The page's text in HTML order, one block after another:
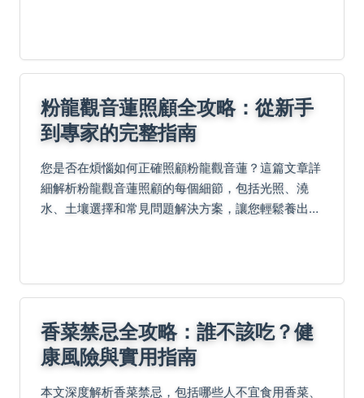
粉龍觀音蓮照顧全攻略：從新手
到專家的完整指南
您是否在煩惱如何正確照顧粉龍觀音蓮？這篇文章詳
細解析粉龍觀音蓮照顧的每個細節，包括光照、澆
水、土壤選擇和常見問題解決方案，讓您輕鬆養出健
香菜禁忌全攻略：誰不該吃？健
康風險與實用指南
本文深度解析香菜禁忌，包括哪些人不宜食用香菜、